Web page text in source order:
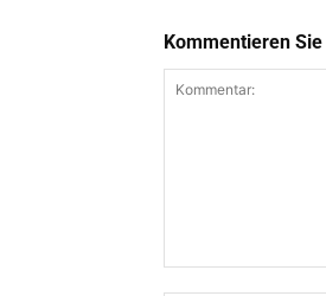
Kommentieren